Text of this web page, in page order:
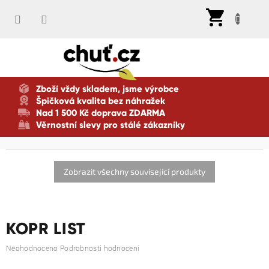
Zboží vždy skladem, jsme výrobce
Špičková kvalita bez náhražek
Nad 1 500 Kč doprava ZDARMA
Věrnostní slevy pro stálé zákazníky
KOPR LIST
Průměrné
Neohodnoceno Podrobnosti hodnocení
Zobrazit všechny související produkty